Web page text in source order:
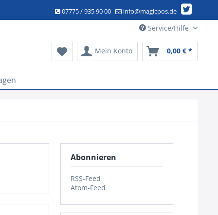
07775 / 935 90 00 info@magicpos.de
Service/Hilfe
Mein Konto 0,00 € *
Abonnieren
RSS-Feed
Atom-Feed